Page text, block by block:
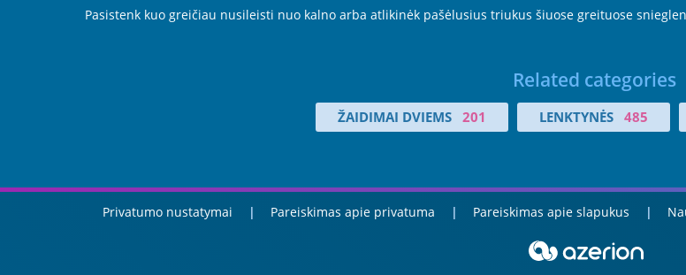
Pasistenk kuo greičiau nusileisti nuo kalno arba atlikinėk pašėlusius triukus šiuose greituose
Related categories
ŽAIDIMAI DVIEMS 201 LENKTYNĖS 485
Privatumo nustatymai Pareiskimas apie privatuma Pareiskimas apie slapukus